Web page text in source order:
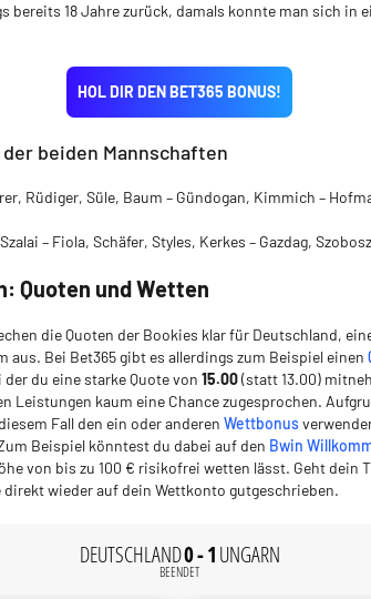
bereits 18 Jahre zurück, damals konnte man sich in
HOL DIR DEN BET365 BONUS!
beiden Mannschaften
Rüdiger, Süle, Baum – Gündogan, Kimmich –
– Fiola, Schäfer, Styles, Kerkes – Gazdag,
Quoten und Wetten
die Quoten der Bookies klar für Deutschland,
aus. Bei Bet365 gibt es allerdings zum Beispiel einen
du eine starke Quote von 15.00(statt 13.00)
Leistungen kaum eine Chance zugesprochen.
Fall den ein oder anderen Wettbonus
Beispiel könntest du dabei auf den Bwin
von bis zu 100 € risikofrei wetten lässt. Geht dein
wieder auf dein Wettkonto gutgeschrieben.